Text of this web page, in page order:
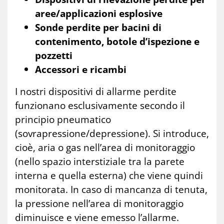
aree/applicazioni esplosive
Sonde perdite per bacini di
contenimento, botole d’ispezione e
pozzetti
Accessori e ricambi
I nostri dispositivi di allarme perdite
funzionano esclusivamente secondo il
principio pneumatico
(sovrapressione/depressione). Si introduce,
cioè, aria o gas nell’area di monitoraggio
(nello spazio interstiziale tra la parete
interna e quella esterna) che viene quindi
monitorata. In caso di mancanza di tenuta,
la pressione nell’area di monitoraggio
diminuisce e viene emesso l’allarme.